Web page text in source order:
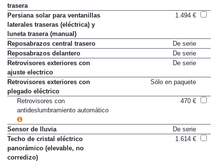
Persiana solar en la luneta
trasera
Persiana solar para ventanillas
laterales traseras (eléctrica) y
luneta trasera (manual)
Reposabrazos central trasero
De serie
Reposabrazos delantero
De serie
Retrovisores exteriores con
ajuste electrico
Retrovisores exteriores con
plegado eléctrico
Retrovisores con
antideslumbramiento automático
Sensor de lluvia
De serie
Techo de cristal eléctrico
panorámico (elevable, no